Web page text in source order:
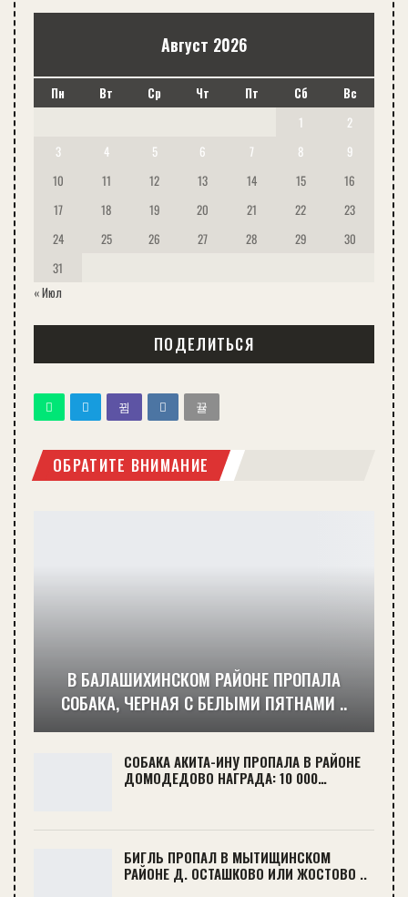
Август 2026
Пн Вт Ср Чт Пт Сб
Вс
1
2
3
4 5 6 7 8
9
10
11 12 13 14 15
16
17
18 19 20 21 22
23
24
25 26 27 28 29
30
31
« Июл
ПОДЕЛИТЬСЯ
ОБРАТИТЕ ВНИМАНИЕ
В БАЛАШИХИНСКОМ РАЙОНЕ ПРОПАЛА
СОБАКА, ЧЕРНАЯ С БЕЛЫМИ ПЯТНАМИ ..
СОБАКА АКИТА-ИНУ ПРОПАЛА В РАЙОНЕ
ДОМОДЕДОВО НАГРАДА: 10 000…
БИГЛЬ ПРОПАЛ В МЫТИЩИНСКОМ
РАЙОНЕ Д. ОСТАШКОВО ИЛИ ЖОСТОВО ..